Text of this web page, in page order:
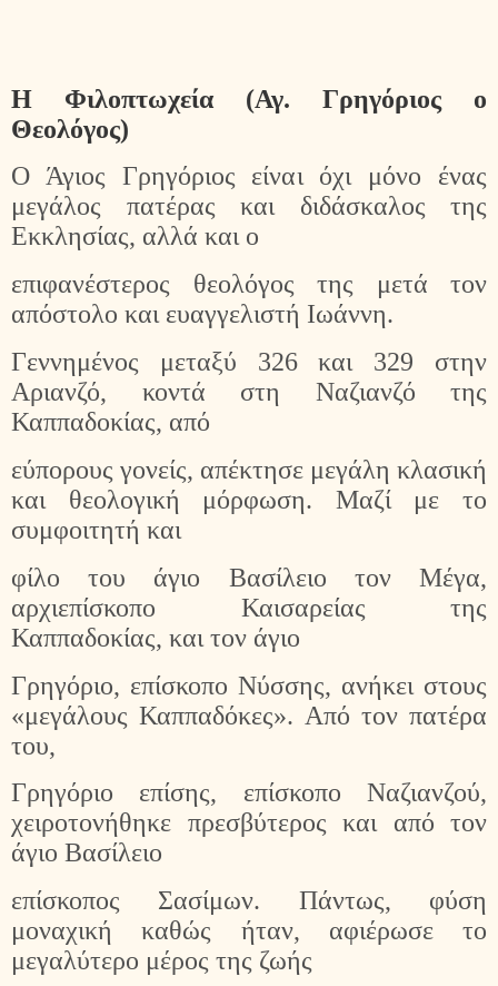
Η Φιλοπτωχεία (Αγ. Γρηγόριος ο
Θεολόγος)
Ο Άγιος Γρηγόριος είναι όχι μόνο ένας
μεγάλος πατέρας και διδάσκαλος της
Εκκλησίας, αλλά και ο
επιφανέστερος θεολόγος της μετά τον
απόστολο και ευαγγελιστή Ιωάννη.
Γεννημένος μεταξύ 326 και 329 στην
Αριανζό, κοντά στη Ναζιανζό της
Καππαδοκίας, από
εύπορους γονείς, απέκτησε μεγάλη κλασική
και θεολογική μόρφωση. Μαζί με το
συμφοιτητή και
φίλο του άγιο Βασίλειο τον Μέγα,
αρχιεπίσκοπο Καισαρείας της
Καππαδοκίας, και τον άγιο
Γρηγόριο, επίσκοπο Νύσσης, ανήκει στους
«μεγάλους Καππαδόκες». Από τον πατέρα
του,
Γρηγόριο επίσης, επίσκοπο Ναζιανζού,
χειροτονήθηκε πρεσβύτερος και από τον
άγιο Βασίλειο
επίσκοπος Σασίμων. Πάντως, φύση
μοναχική καθώς ήταν, αφιέρωσε το
μεγαλύτερο μέρος της ζωής